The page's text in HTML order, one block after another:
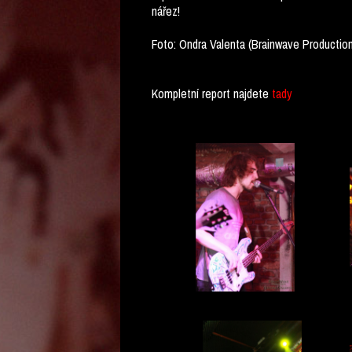
nářez!
Foto: Ondra Valenta (Brainwave
Kompletní report najdete tady